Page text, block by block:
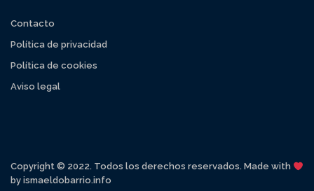
Contacto
Política de privacidad
Política de cookies
Aviso legal
Copyright © 2022. Todos los derechos reservados. Made with
by ismaeldobarrio.info